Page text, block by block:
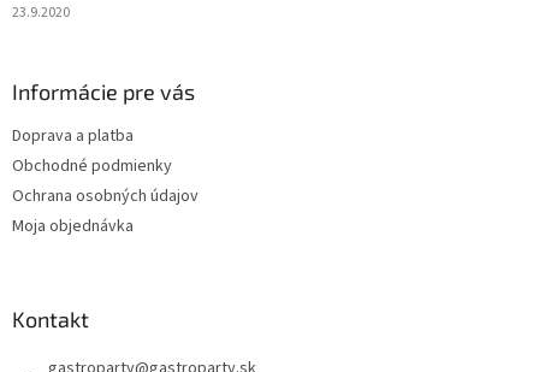
23.9.2020
Informácie pre vás
Doprava a platba
Obchodné podmienky
Ochrana osobných údajov
Moja objednávka
Kontakt